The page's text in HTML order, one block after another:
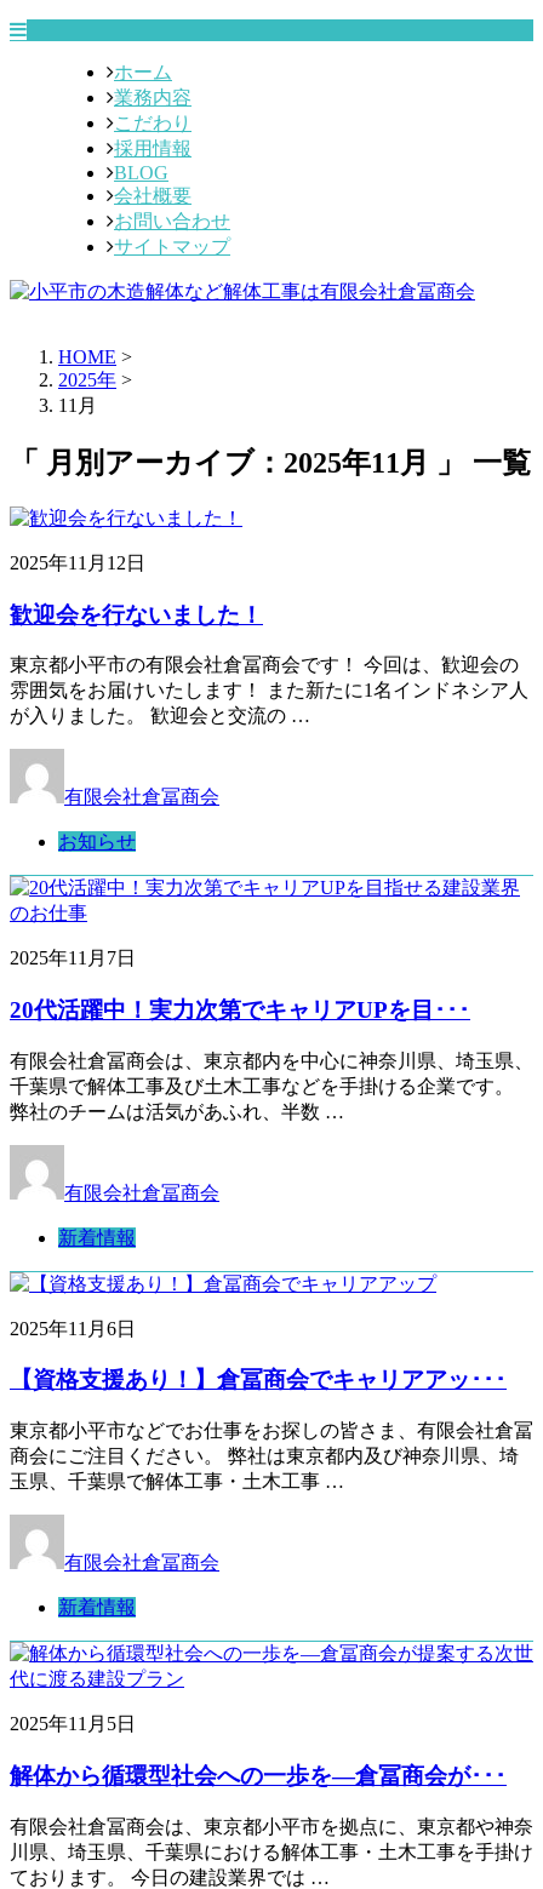
ホーム
業務内容
こだわり
採用情報
BLOG
会社概要
お問い合わせ
サイトマップ
HOME >
2025年 >
11月
「 月別アーカイブ：2025年11月 」 一覧
2025年11月12日
歓迎会を行ないました！
東京都小平市の有限会社倉冨商会です！ 今回は、歓迎会の
雰囲気をお届けいたします！ また新たに1名インドネシア人
が入りました。 歓迎会と交流の …
有限会社倉冨商会
お知らせ
2025年11月7日
20代活躍中！実力次第でキャリアUPを目･･･
有限会社倉冨商会は、東京都内を中心に神奈川県、埼玉県、
千葉県で解体工事及び土木工事などを手掛ける企業です。
弊社のチームは活気があふれ、半数 …
有限会社倉冨商会
新着情報
2025年11月6日
【資格支援あり！】倉冨商会でキャリアアッ･･･
東京都小平市などでお仕事をお探しの皆さま、有限会社倉冨
商会にご注目ください。 弊社は東京都内及び神奈川県、埼
玉県、千葉県で解体工事・土木工事 …
有限会社倉冨商会
新着情報
2025年11月5日
解体から循環型社会への一歩を―倉冨商会が･･･
有限会社倉冨商会は、東京都小平市を拠点に、東京都や神奈
川県、埼玉県、千葉県における解体工事・土木工事を手掛け
ております。 今日の建設業界では …